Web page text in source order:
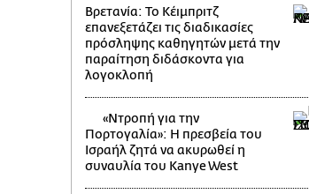
Βρετανία: Το Κέιμπριτζ
επανεξετάζει τις διαδικασίες
πρόσληψης καθηγητών μετά την
παραίτηση διδάσκοντα για
λογοκλοπή
«Ντροπή για την
Πορτογαλία»: Η πρεσβεία του
Ισραήλ ζητά να ακυρωθεί η
συναυλία του Kanye West